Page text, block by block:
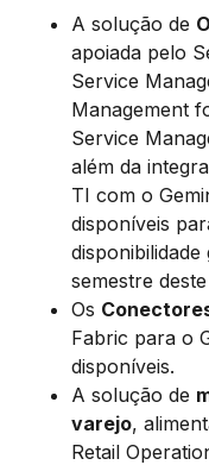
A solução de
apoiada pelo
Service
Management
Service
além da
TI com o
disponíveis
semestre
Os
Fabric para o
disponíveis.
A solução de
varejo,
Retail